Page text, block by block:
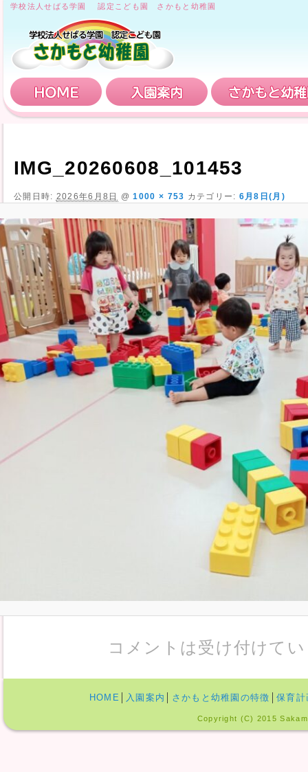
学校法人せばる学園 認定こども園 さかもと幼稚園
HOME 入園案内
IMG_20260608_101453
公開日時: 2026年6月8日 @1000 × 753 カテゴリー: 6月8日(月)
コメントは受け付けて
HOME 入園案内 さかもと幼稚園の特徴 保育計
Copyright (C) 2015